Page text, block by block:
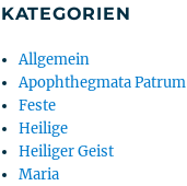
KATEGORIEN
Allgemein
Apophthegmata Patrum
Feste
Heilige
Heiliger Geist
Maria